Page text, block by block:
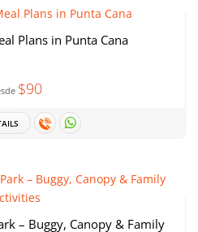
Plans in Punta Cana
$90
– Buggy, Canopy & Family